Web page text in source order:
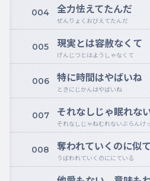
004 全力怯えてたんだ
ぜんりょくおびえてたんだ
005 現実とは容赦なくて
げんじつとはようしゃなくて
006 特に時間はやばいね
ときにじかんはやばいね
007 それなしじゃ眠れな
それなしじゃねむれないぶらんけ
008 奪われていくのに似
うばわれていくのににている